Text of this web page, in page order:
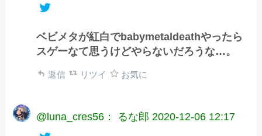
ベビメタが紅白でbabymetaldeathやったら
スゲーなて思うけどやらないだろうな…。
返信 リツイ お気に
@luna_cres56： るな郎 2020-12-06 12:17